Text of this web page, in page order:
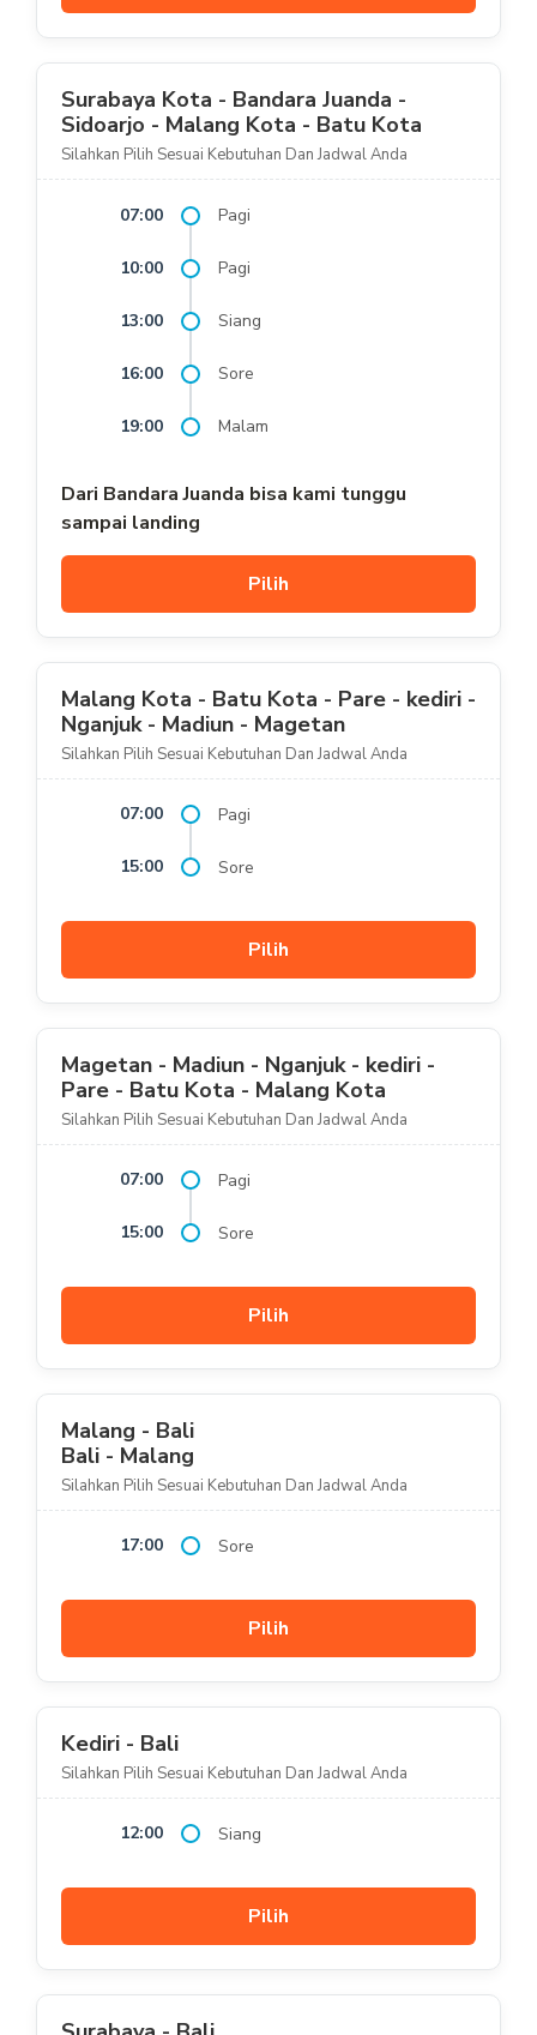
Surabaya Kota - Bandara Juanda -
Sidoarjo - Malang Kota - Batu Kota
Silahkan Pilih Sesuai Kebutuhan Dan Jadwal Anda
07:00 Pagi
10:00 Pagi
13:00 Siang
16:00 Sore
19:00 Malam
Dari Bandara Juanda bisa kami tunggu
sampai landing
Pilih
Malang Kota - Batu Kota - Pare - kediri -
Nganjuk - Madiun - Magetan
Silahkan Pilih Sesuai Kebutuhan Dan Jadwal Anda
07:00 Pagi
15:00 Sore
Pilih
Magetan - Madiun - Nganjuk - kediri -
Pare - Batu Kota - Malang Kota
Silahkan Pilih Sesuai Kebutuhan Dan Jadwal Anda
07:00 Pagi
15:00 Sore
Pilih
Malang - Bali
Bali - Malang
Silahkan Pilih Sesuai Kebutuhan Dan Jadwal Anda
17:00 Sore
Pilih
Kediri - Bali
Silahkan Pilih Sesuai Kebutuhan Dan Jadwal Anda
12:00 Siang
Pilih